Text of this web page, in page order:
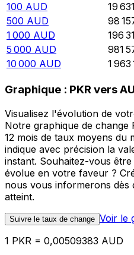
100 AUD 19
500 AUD 98
1 000 AUD 196
5 000 AUD 981
10 000 AUD 1 963
Graphique : PKR vers
Visualisez l'évolution de
Notre graphique de change
12 mois de taux moyens du
indique avec précision la
instant. Souhaitez-vous
évolue en votre faveur ?
nous vous informerons dès
atteint.
Suivre le taux de change Voir le
1 PKR = 0,00509383 AUD